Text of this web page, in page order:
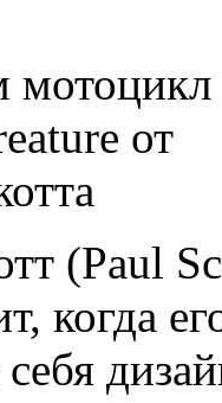
(Paul
когда
себя